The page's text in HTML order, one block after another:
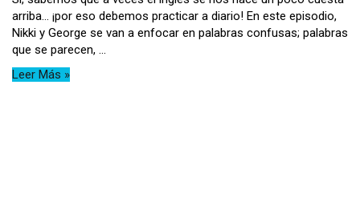
arriba… ¡por eso debemos practicar a diario! En este episodio,
Nikki y George se van a enfocar en palabras confusas; palabras
que se parecen, ...
Leer Más »